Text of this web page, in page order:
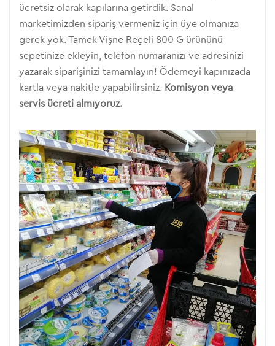
ücretsiz olarak kapılarına getirdik. Sanal
marketimizden sipariş vermeniz için üye olmanıza
gerek yok. Tamek Vişne Reçeli 800 G ürününü
sepetinize ekleyin, telefon numaranızı ve adresinizi
yazarak siparişinizi tamamlayın! Ödemeyi kapınızada
kartla veya nakitle yapabilirsiniz. Komisyon veya
servis ücreti almıyoruz.